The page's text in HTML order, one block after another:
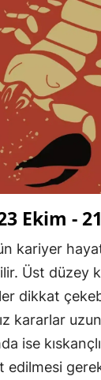
Ekim -
kariyer
Üst düzey
dikkat
kararlar
ise
edilmesi